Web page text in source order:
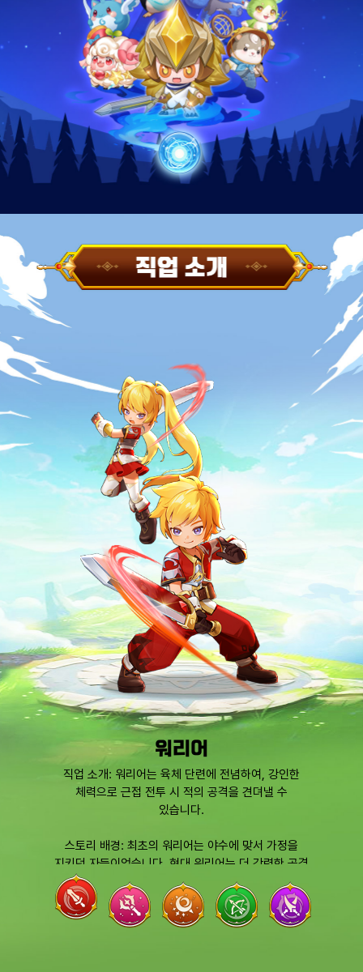
워리어
직업 소개: 워리어는 육체 단련에 전념하여, 강인한
체력으로 근접 전투 시 적의 공격을 견뎌낼 수
있습니다.
스토리 배경: 최초의 워리어는 야수에 맞서 가정을
지키던 자들이었습니다. 현대 워리어는 더 강력한 공격
기술을 습득했지만, 선조들처럼 자신이 소중히 여기는
모든 것을 위해 육체를 방패로 삼아 전투를 이어가고
있습니다.